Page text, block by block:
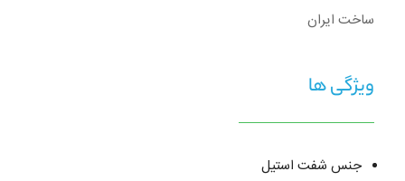
ساخت ایران
ویژگی ها
جنس شفت استیل